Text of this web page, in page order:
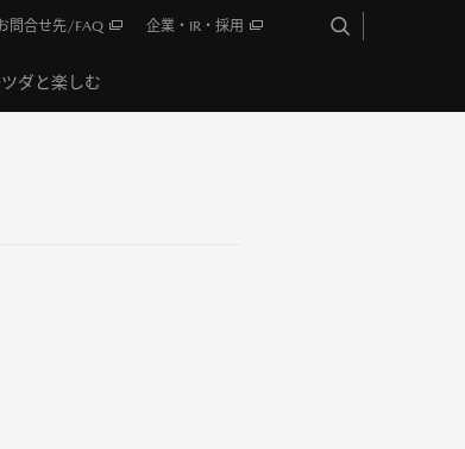
ダと楽しむ
問合せ先/FAQ 企業・IR・採用